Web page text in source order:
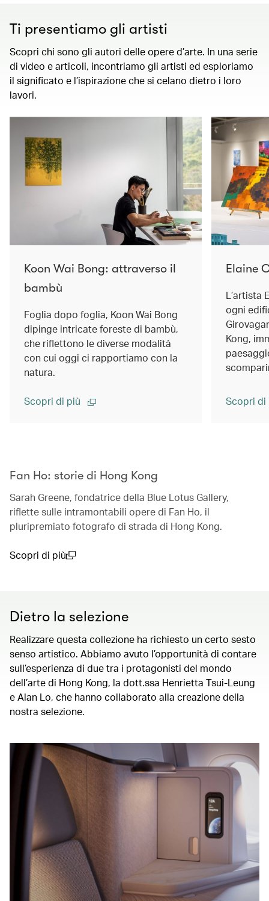
Ti presentiamo gli artisti
Scopri chi sono gli autori delle opere d’arte. In una serie
di video e articoli, incontriamo gli artisti ed esploriamo
il significato e l’ispirazione che si celano dietro i loro
lavori.
Koon Wai Bong: attraverso il
bambù
Foglia dopo foglia, Koon Wai Bong
dipinge intricate foreste di bambù,
che riflettono le diverse modalità
con cui oggi ci rapportiamo con la
natura.
Scopri di più
Elaine
L’artista
ogni
Kong,
Scopri
Fan Ho: storie di Hong Kong
Sarah Greene, fondatrice della Blue Lotus Gallery,
riflette sulle intramontabili opere di Fan Ho, il
pluripremiato fotografo di strada di Hong Kong.
Scopri di più
Dietro la selezione
Realizzare questa collezione ha richiesto un certo sesto
senso artistico. Abbiamo avuto l’opportunità di contare
sull’esperienza di due tra i protagonisti del mondo
dell’arte di Hong Kong, la dott.ssa Henrietta Tsui-Leung
e Alan Lo, che hanno collaborato alla creazione della
nostra selezione.